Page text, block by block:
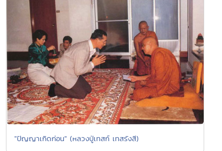
"ปัญญาเกิดก่อน" (หลวงปู่เทสก์ เทสรังสี)